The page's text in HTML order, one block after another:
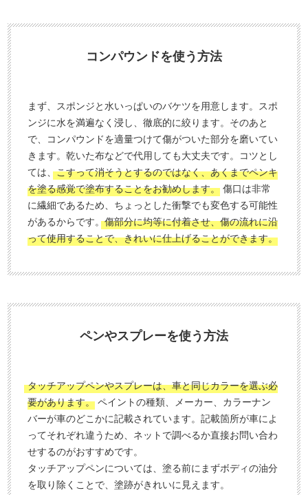
コンパウンドを使う方法
まず、スポンジと水いっぱいのバケツを用意します。スポ
ンジに水を満遍なく浸し、徹底的に絞ります。そのあと
で、コンパウンドを適量つけて傷がついた部分を磨いてい
きます。乾いた布などで代用しても大丈夫です。コツとし
ては、こすって消そうとするのではなく、あくまでペンキ
を塗る感覚で塗布することをお勧めします。 傷口は非常
に繊細であるため、ちょっとした衝撃でも変色する可能性
があるからです。傷部分に均等に付着させ、傷の流れに沿
って使用することで、きれいに仕上げることができます。
ペンやスプレーを使う方法
タッチアップペンやスプレーは、車と同じカラーを選ぶ必
要があります。 ペイントの種類、メーカー、カラーナン
バーが車のどこかに記載されています。記載箇所が車によ
ってそれぞれ違うため、ネットで調べるか直接お問い合わ
せするのがおすすめです。
タッチアップペンについては、塗る前にまずボディの油分
を取り除くことで、塗跡がきれいに見えます。